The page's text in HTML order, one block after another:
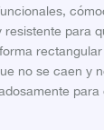
para
no se caen y
para